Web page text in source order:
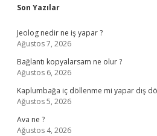
Sidebar
Son Yazılar
Jeolog nedir ne iş yapar ?
Ağustos 7, 2026
Bağlantı kopyalarsam ne olur ?
Ağustos 6, 2026
Kaplumbağa iç döllenme mi yapar dış
Ağustos 5, 2026
Ava ne ?
Ağustos 4, 2026